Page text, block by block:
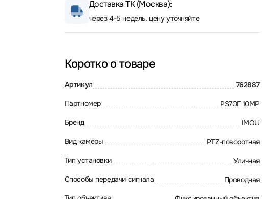
Доставка ТК (Москва):
через 4-5 недель, цену уточняйте
Коротко о товаре
Артикул 762887
Партномер PS70F 10MP
Бренд IMOU
Вид камеры PTZ-поворотная
Тип установки Уличная
Способы передачи сигнала Проводная